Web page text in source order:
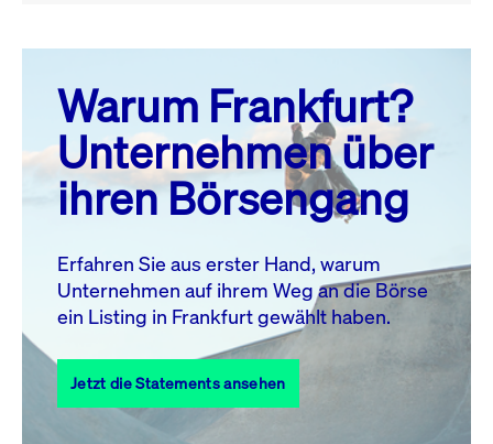
August 26
MO. DI. MI. DO. FR. SA. SO.
1
2
3
4 5 6 7 8
10 11 13 14
17
18 19 20 21 22
23
27 28
31
Warum Frankfurt?
Unternehmen über
ihren Börsengang
Erfahren Sie aus erster Hand, warum
Unternehmen auf ihrem Weg an die Börse
ein Listing in Frankfurt gewählt haben.
Jetzt die Statements ansehen